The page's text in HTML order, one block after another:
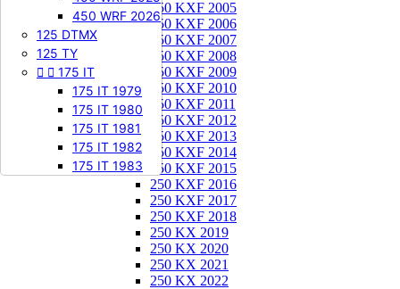
450 WRF 2026
125 DTMX
125 TY
  175 IT
175 IT 1979
175 IT 1980
175 IT 1981
175 IT 1982
175 IT 1983
250 KXF 2005
250 KXF 2006
250 KXF 2007
250 KXF 2008
250 KXF 2009
250 KXF 2010
250 KXF 2011
250 KXF 2012
250 KXF 2013
250 KXF 2014
250 KXF 2015
250 KXF 2016
250 KXF 2017
250 KXF 2018
250 KX 2019
250 KX 2020
250 KX 2021
250 KX 2022